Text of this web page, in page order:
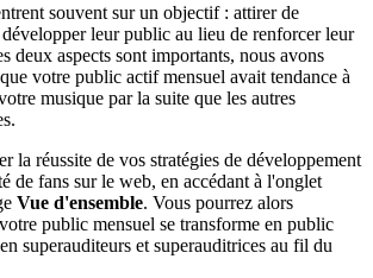
souvent sur un objectif : attirer de
leur public au lieu de renforcer leur
deux aspects sont importants, nous avons
votre public actif mensuel avait tendance à
musique par la suite que les autres
la réussite de vos stratégies de développement
de fans sur le web, en accédant à l'onglet
Vue d'ensemble. Vous pourrez alors
public mensuel se transforme en public
superauditeurs et superauditrices au fil du